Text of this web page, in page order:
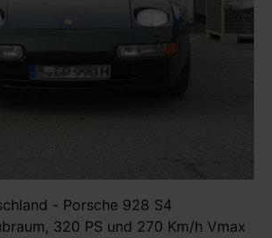
- Porsche 928 S4
320 PS und 270 Km/h Vmax